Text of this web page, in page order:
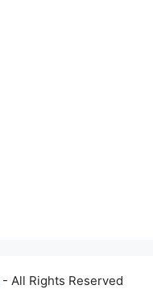
- All Rights Reserved